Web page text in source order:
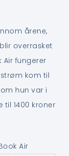
årene,
overrasket
fungerer
kom til
hun var i
1400 kroner
Air